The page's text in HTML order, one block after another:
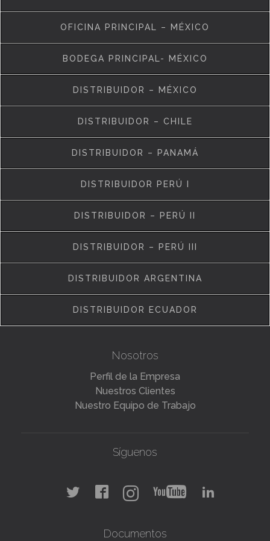
OFICINA PRINCIPAL – MÉXICO
BODEGA PRINCIPAL- MÉXICO
DISTRIBUIDOR – MÉXICO
DISTRIBUIDOR – CHILE
DISTRIBUIDOR – PANAMÁ
DISTRIBUIDOR PERÚ I
DISTRIBUIDOR – PERÚ II
DISTRIBUIDOR – PERÚ III
DISTRIBUIDOR ARGENTINA
DISTRIBUIDOR ECUADOR
Nosotros
Perfil de la Empresa
Nuestros Clientes
Nuestro Equipo de Trabajo
Síguenos
Documentos